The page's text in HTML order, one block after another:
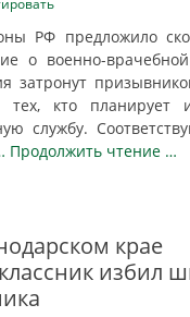
РФ предложило
о военно-врачебной
затронут
тех, кто планирует
службу.
Продолжить чтение …
крае
избил